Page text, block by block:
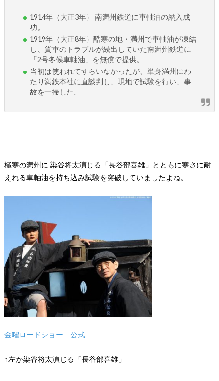
1914年（大正3年） 南満州鉄道に車軸油の納入成
功。
1919年（大正8年）酷寒の地・満州で車軸油が凍結
し、貨車のトラブルが続出していた南満州鉄道に
「2号冬候車軸油」を無償で提供。
当初は使われてすらいなかったが、単身満州にわ
たり満鉄本社に直談判し、現地で試験を行い、事
故を一掃した。
極寒の満州に 染谷将太演じる「長谷部喜雄」とともに寒さに耐
えれる車軸油を持ち込み試験を突破していましたよね。
金曜ロードショー 公式
↑左が染谷将太演じる「長谷部喜雄」